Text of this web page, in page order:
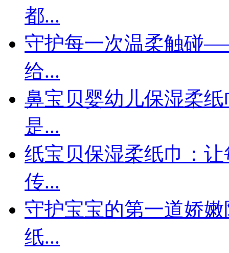
都...
守护每一次温柔触碰
给...
鼻宝贝婴幼儿保湿柔
是...
纸宝贝保湿柔纸巾：
传...
守护宝宝的第一道娇
纸...